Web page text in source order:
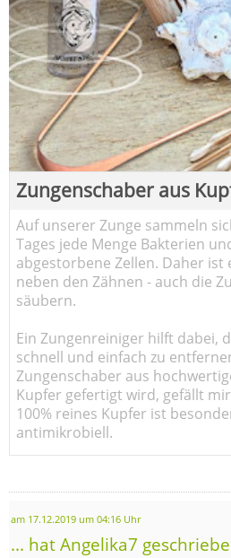
Zungenschaber aus
Auf unserer Zunge sammeln
Tages jede Menge Bakterien
abgestorbene Zellen. Daher ist
neben den Zähnen - auch die
säubern.
Ein Zungenreiniger hilft dabei,
schnell und einfach zu
Zungenschaber aus
Kupfer gefertigt wird, gefällt
100% reines Kupfer ist
antimikrobiell.
am 17.12.2019 um 04:16 Uhr
... hat Angelika7